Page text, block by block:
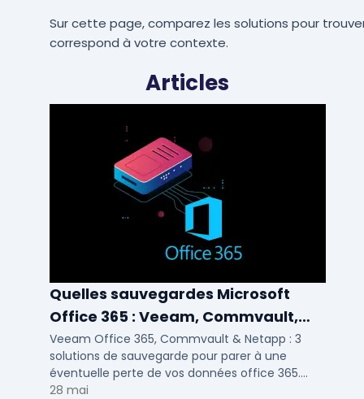
Sur cette page, comparez les solutions pour
correspond à votre contexte.
Articles
Quelles sauvegardes Microsoft
Office 365 : Veeam, Commvault,
Netapp
Veeam Office 365, Commvault & Netapp : 3
solutions de sauvegarde pour parer à une
éventuelle perte de vos données office 365.
Voici notre ...
28 mai